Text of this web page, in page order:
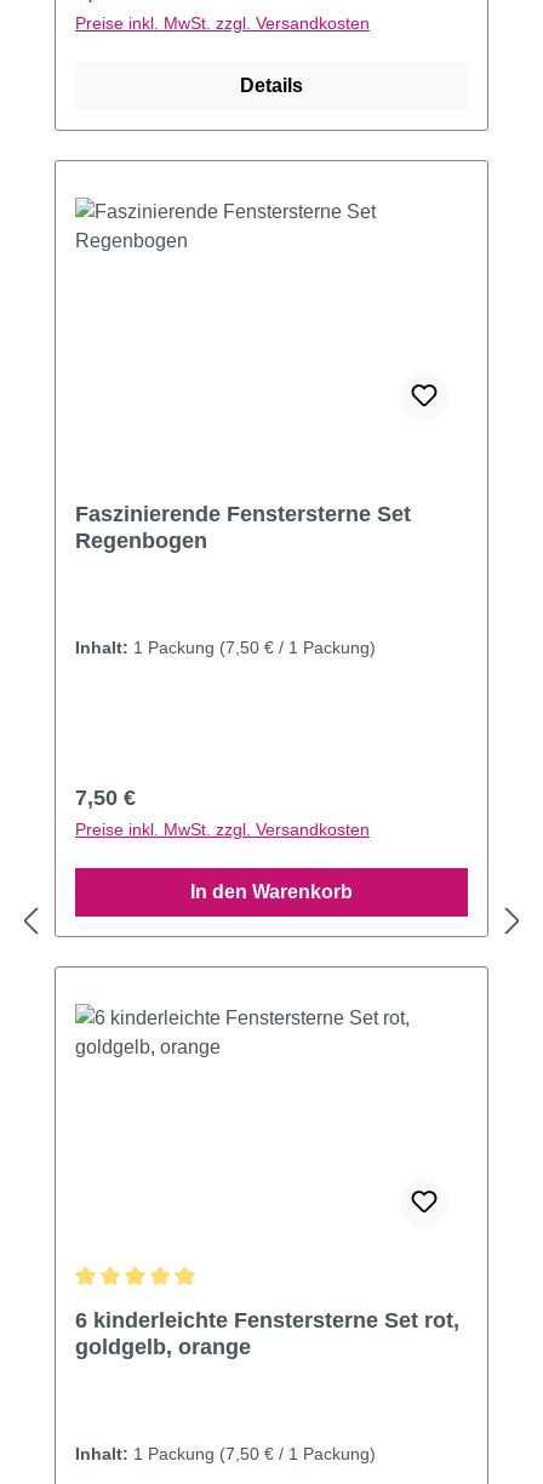
Preise inkl. MwSt. zzgl. Versandkosten
Details
Faszinierende Fenstersterne Set
Regenbogen
Inhalt: 1 Packung (7,50 € / 1 Packung)
Regulärer Preis:
7,50 €
Preise inkl. MwSt. zzgl. Versandkosten
In den Warenkorb
6 kinderleichte Fenstersterne Set rot,
goldgelb, orange
Inhalt: 1 Packung (7,50 € / 1 Packung)